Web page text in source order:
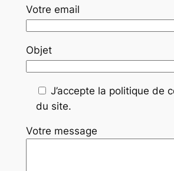
Votre email
Objet
J’accepte la politique de
du site.
Votre message